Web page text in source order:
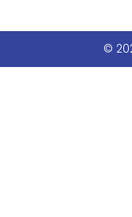
©